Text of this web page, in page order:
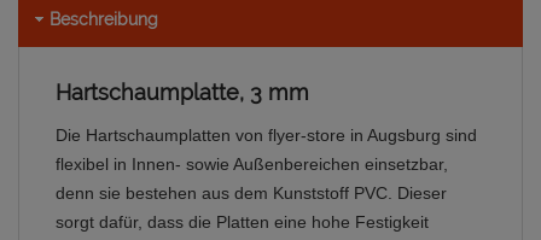
Beschreibung
Hartschaumplatte, 3 mm
Die Hartschaumplatten von flyer-store in Augsburg sind
flexibel in Innen- sowie Außenbereichen einsetzbar,
denn sie bestehen aus dem Kunststoff PVC. Dieser
sorgt dafür, dass die Platten eine hohe Festigkeit